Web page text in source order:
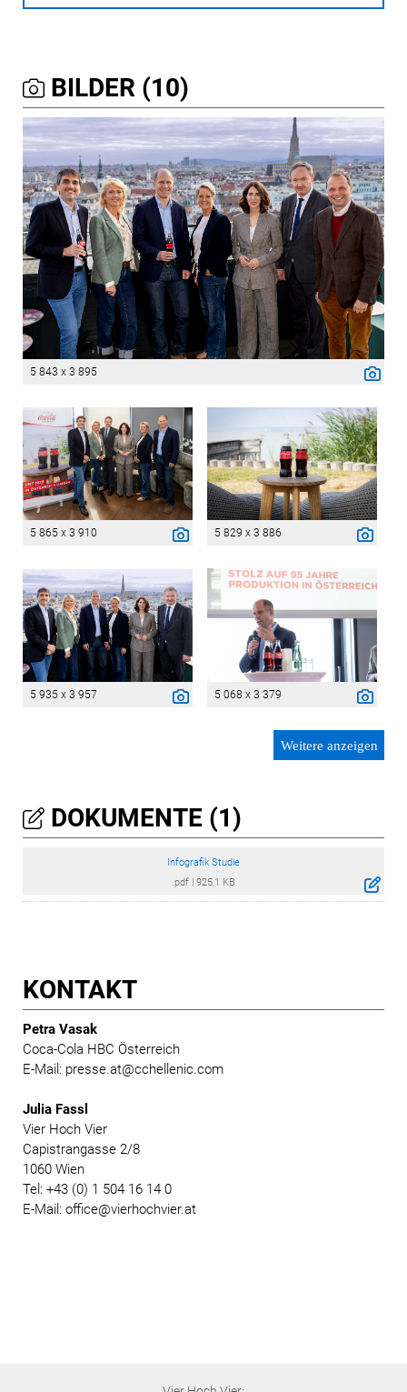
BILDER (10)
5 843 x 3 895
5 865 x 3 910 5 829 x 3 886
5 935 x 3 957 5 068 x 3 379
Weitere anzeigen
DOKUMENTE (1)
Infografik Studie
.pdf
925,1 KB
KONTAKT
Petra Vasak
Coca-Cola HBC Österreich
E-Mail: presse.at@cchellenic.com
Julia Fassl
Vier Hoch Vier
Capistrangasse 2/8
1060 Wien
Tel: +43 (0) 1 504 16 14 0
E-Mail: office@vierhochvier.at